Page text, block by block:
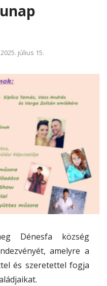
2025. július 15.
Dénesfa község
amelyre a
és szeretettel fogja